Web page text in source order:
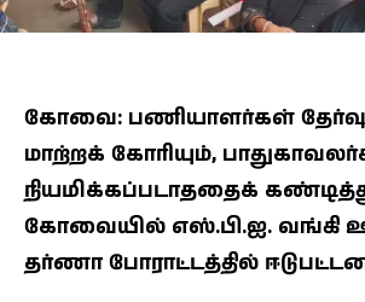
கோவை: பணியாளர்கள்
மாற்றக் கோரியும்,
நியமிக்கப்படாததைக்
கோவையில் எஸ்.பி.ஐ. வங்கி
தர்ணா போராட்டத்தில்